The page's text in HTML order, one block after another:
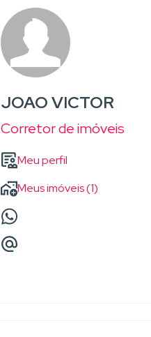
JOAO VICTOR
Corretor de imóveis
Meu perfil
Meus imóveis (1)